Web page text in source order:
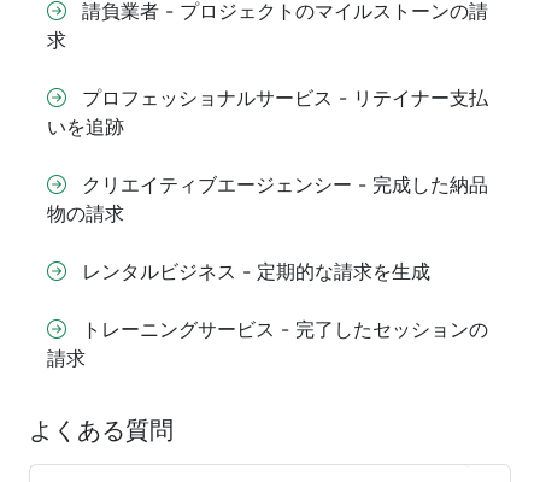
請負業者 - プロジェクトのマイルストーンの請
求
プロフェッショナルサービス - リテイナー支払
いを追跡
クリエイティブエージェンシー - 完成した納品
物の請求
レンタルビジネス - 定期的な請求を生成
トレーニングサービス - 完了したセッションの
請求
よくある質問